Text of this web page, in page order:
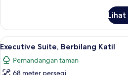
Suite
Lihat
Lihat
semua
foto
1
Executive Suite, Berbilang Katil
Pemandangan taman
68 meter persegi